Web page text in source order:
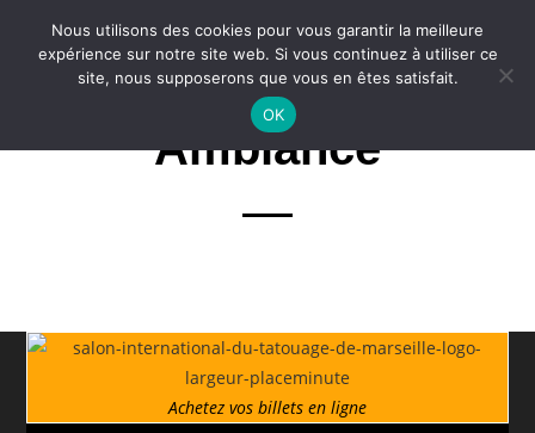
Ambiance
Achetez vos billets en ligne
Nous utilisons des cookies pour vous garantir la meilleure
expérience sur notre site web. Si vous continuez à utiliser ce
site, nous supposerons que vous en êtes satisfait.
OK